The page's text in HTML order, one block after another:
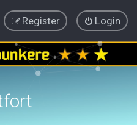
Login
Register